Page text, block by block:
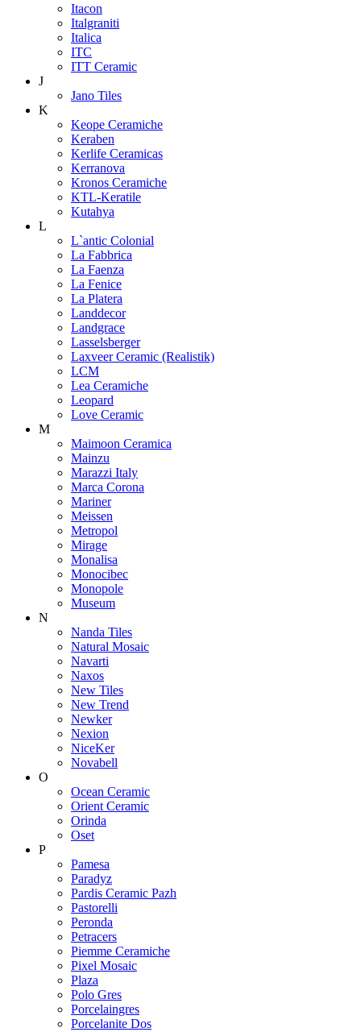
Itacon
Italgraniti
Italica
ITC
ITT Ceramic
J
Jano Tiles
K
Keope Ceramiche
Keraben
Kerlife Ceramicas
Kerranova
Kronos Ceramiche
KTL-Keratile
Kutahya
L
L`antic Colonial
La Fabbrica
La Faenza
La Fenice
La Platera
Landdecor
Landgrace
Lasselsberger
Laxveer Ceramic (Realistik)
LCM
Lea Ceramiche
Leopard
Love Ceramic
M
Maimoon Ceramica
Mainzu
Marazzi Italy
Marca Corona
Mariner
Meissen
Metropol
Mirage
Monalisa
Monocibec
Monopole
Museum
N
Nanda Tiles
Natural Mosaic
Navarti
Naxos
New Tiles
New Trend
Newker
Nexion
NiceKer
Novabell
O
Ocean Ceramic
Orient Ceramic
Orinda
Oset
P
Pamesa
Paradyz
Pardis Ceramic Pazh
Pastorelli
Peronda
Petracers
Piemme Ceramiche
Pixel Mosaic
Plaza
Polo Gres
Porcelaingres
Porcelanite Dos